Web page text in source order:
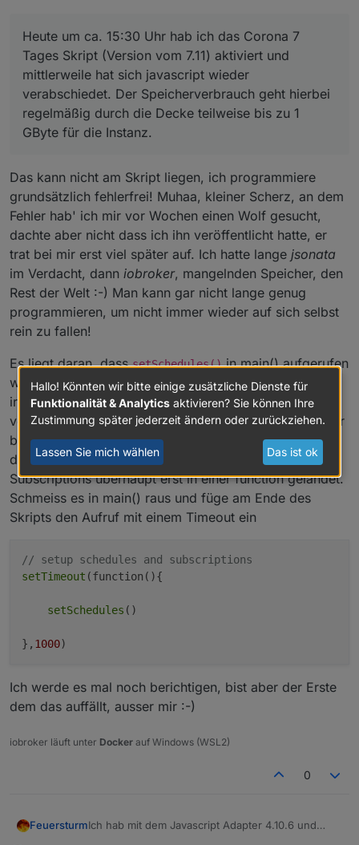
Heute um ca. 15:30 Uhr hab ich das Corona 7
Tages Skript (Version vom 7.11) aktiviert und
mittlerweile hat sich javascript wieder
verabschiedet. Der Speicherverbrauch geht
hierbei regelmäßig durch die Decke teilweise bis
zu 1 GByte für die Instanz.
Heute um ca. 15:30 Uhr hab ich das Corona 7
Tages Skript (Version vom 7.11) aktiviert und
mittlerweile hat sich javascript wieder
verabschiedet. Der Speicherverbrauch geht hierbei
regelmäßig durch die Decke teilweise bis zu 1
GByte für die Instanz.
Das kann nicht am Skript liegen, ich programmiere
grundsätzlich fehlerfrei! Muhaa, kleiner Scherz, an dem
Fehler hab' ich mir vor Wochen einen Wolf gesucht,
dachte aber nicht dass ich ihn veröffentlicht hatte, er
trat bei mir erst viel später auf. Ich hatte lange jsonata
im Verdacht, dann iobroker, mangelnden Speicher, den
Rest der Welt :-) Man kann gar nicht lange genug
programmieren, um nicht immer wieder auf sich selbst
rein zu fallen!
Es liegt daran, dasssetSchedules()in main() aufgerufen
wird, dadurch schaukelt sich das ganze System
irgendwann hoch. Meine Absicht war, Fehler zu
verhindern, wenn die Datenpunkte erstellt werden, aber
bereits eine Subscription darauf existiert. Deshalb ist
der Aufruf ganz am Ende von main() und die
Subscriptions überhaupt erst in einer function gelandet.
Schmeiss es in main() raus und füge am Ende des
Skripts den Aufruf mit einem Timeout ein
// setup schedules and subscriptions
setTimeout (function(){
setSchedules ()
}, 1000
Ich werde es mal noch berichtigen, bist aber der Erste
dem das auffällt, ausser mir :-)
iobroker läuft unter Docker auf Windows (WSL2)
0
FeuersturmIch hab mit dem Javascript Adapter 4.10.6 und
Hallo! Könnten wir bitte einige zusätzliche Dienste für
Funktionalität & Analytics aktivieren? Sie können Ihre
Zustimmung später jederzeit ändern oder zurückziehen.
Lassen Sie mich wählen Das ist ok